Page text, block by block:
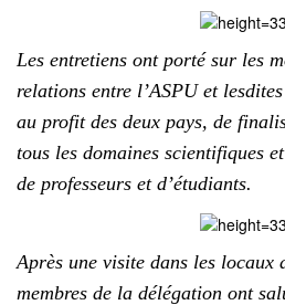
Les entretiens ont porté sur les
relations entre l’ASPU et
au profit des deux pays, de
tous les domaines scientifiques
de professeurs et d’étudiants.
Après une visite dans les locaux
membres de la délégation ont